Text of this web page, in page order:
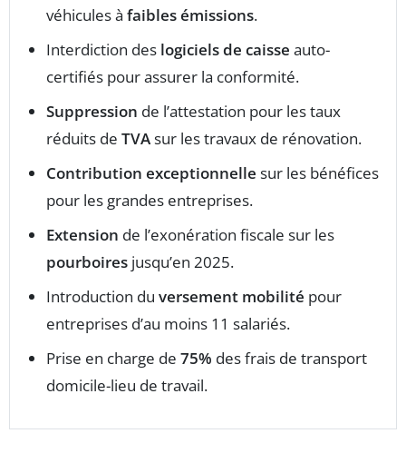
véhicules à faibles émissions.
Interdiction des logiciels de caisse auto-
certifiés pour assurer la conformité.
Suppression de l’attestation pour les taux
réduits de TVAsur les travaux de rénovation.
Contribution exceptionnelle sur les bénéfices
pour les grandes entreprises.
Extension de l’exonération fiscale sur les
pourboires jusqu’en 2025.
Introduction du versement mobilité pour
entreprises d’au moins 11 salariés.
Prise en charge de 75% des frais de transport
domicile-lieu de travail.